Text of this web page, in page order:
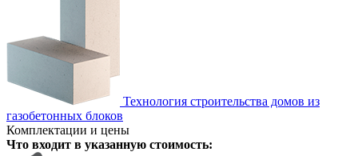
Технология строительства домов из
газобетонных блоков
Комплектации и цены
Что входит в указанную стоимость: